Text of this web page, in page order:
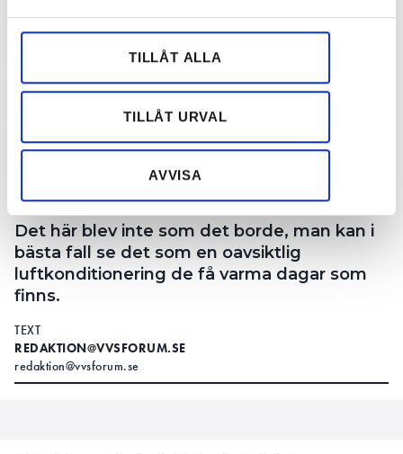
för sociala medier och analysera vår trafik. Vi
vidarebefordrar även sådana identifierare och annan
annons- och analysföretag som vi samarbetar med.
Dessa kan i sin tur kombinera informationen med annan
samlat in när du har använt deras tjänster.
TILLÅT ALLA
TILLÅT URVAL
AVVISA
Illustration: Dall-E/Getty.
Det här blev inte som det borde, man kan i
bästa fall se det som en oavsiktlig
luftkonditionering de få varma dagar som
finns.
TEXT
REDAKTION@VVSFORUM.SE
redaktion@vvsforum.se